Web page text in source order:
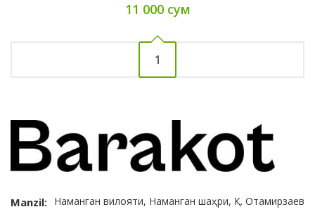
11 000 сум
1
Manzil: Наманган вилояти, Наманган шаҳри, Қ. Отамирзаев